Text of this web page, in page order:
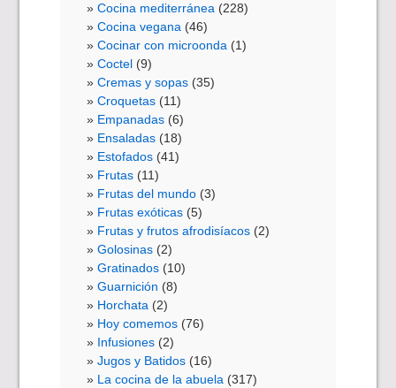
Cocina mediterránea (228)
Cocina vegana (46)
Cocinar con microonda (1)
Coctel (9)
Cremas y sopas (35)
Croquetas (11)
Empanadas (6)
Ensaladas (18)
Estofados (41)
Frutas (11)
Frutas del mundo (3)
Frutas exóticas (5)
Frutas y frutos afrodisíacos (2)
Golosinas (2)
Gratinados (10)
Guarnición (8)
Horchata (2)
Hoy comemos (76)
Infusiones (2)
Jugos y Batidos (16)
La cocina de la abuela (317)